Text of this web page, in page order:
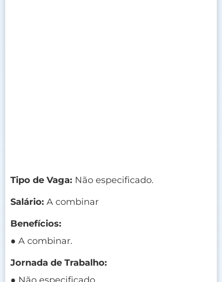
Tipo de Vaga: Não especificado.
Salário: A combinar
Benefícios:
● A combinar.
Jornada de Trabalho:
● Não especificado.